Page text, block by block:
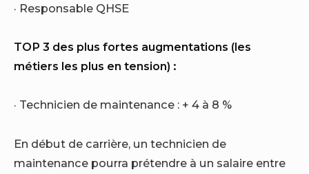
· Responsable QHSE
TOP 3 des plus fortes augmentations (les
métiers les plus en tension) :
· Technicien de maintenance : + 4 à 8 %
En début de carrière, un technicien de
maintenance pourra prétendre à un salaire entre